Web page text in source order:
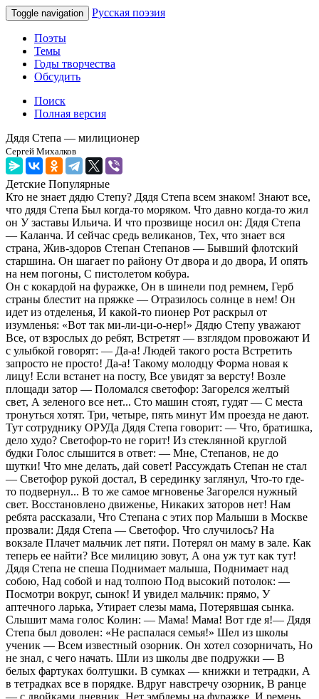
Toggle navigation Русская поэзия
Поэты
Темы
Годы творчества
Обсудить
Поиск
Полная версия
Дядя Степа — милиционер
Сергей Михалков
Детские Популярные
Кто не знает дядю Степу? Дядя Степа всем знаком! Знают все,
что дядя Степа Был когда-то моряком. Что давно когда-то жил
он У заставы Ильича. И что прозвище носил он: Дядя Степа
— Каланча. И сейчас средь великанов, Тех, что знает вся
страна, Жив-здоров Степан Степанов — Бывший флотский
старшина. Он шагает по району От двора и до двора, И опять
на нем погоны, С пистолетом кобура.
Он с кокардой на фуражке, Он в шинели под ремнем, Герб
страны блестит на пряжке — Отразилось солнце в нем! Он
идет из отделенья, И какой-то пионер Рот раскрыл от
изумленья: «Вот так ми-ли-ци-о-нер!» Дядю Степу уважают
Все, от взрослых до ребят, Встретят — взглядом провожают И
с улыбкой говорят: — Да-а! Людей такого роста Встретить
запросто не просто! Да-а! Такому молодцу Форма новая к
лицу! Если встанет на посту, Все увидят за версту! Возле
площади затор — Поломался светофор: Загорелся желтый
свет, А зеленого все нет... Сто машин стоят, гудят — С места
тронуться хотят. Три, четыре, пять минут Им проезда не дают.
Тут сотруднику ОРУДа Дядя Степа говорит: — Что, братишка,
дело худо? Светофор-то не горит! Из стеклянной круглой
будки Голос слышится в ответ: — Мне, Степанов, не до
шутки! Что мне делать, дай совет! Рассуждать Степан не стал
— Светофор рукой достал, В серединку заглянул, Что-то где-
то подвернул... В то же самое мгновенье Загорелся нужный
свет. Восстановлено движенье, Никаких заторов нет! Нам
ребята рассказали, Что Степана с этих пор Малыши в Москве
прозвали: Дядя Степа — Светофор. Что случилось? На
вокзале Плачет мальчик лет пяти. Потерял он маму в зале. Как
теперь ее найти? Все милицию зовут, А она уж тут как тут!
Дядя Степа не спеша Поднимает малыша, Поднимает над
собою, Над собой и над толпою Под высокий потолок: —
Посмотри вокруг, сынок! И увидел мальчик: прямо, У
аптечного ларька, Утирает слезы мама, Потерявшая сынка.
Слышит мама голос Колин: — Мама! Мама! Вот где я!— Дядя
Степа был доволен: «Не распалася семья!» Шел из школы
ученик — Всем известный озорник. Он хотел созорничать, Но
не знал, с чего начать. Шли из школы две подружки — В
белых фартуках болтушки. В сумках — книжки и тетрадки, А
в тетрадках все в порядке. Вдруг навстречу озорник, В ранце
— с двойками дневник, Нет эмблемы на фуражке, И ремень